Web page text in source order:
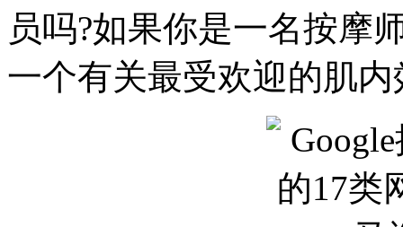
员吗?如果你是一名按摩
一个有关最受欢迎的肌